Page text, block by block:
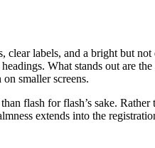
clear labels, and a bright but
What stands out are
smaller screens.
flash for flash’s sake.
extends into the